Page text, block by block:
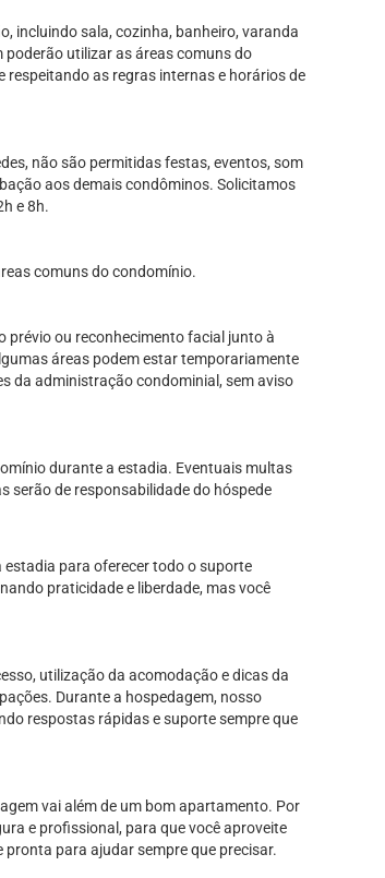
incluindo sala, cozinha, banheiro, varanda
utilizar as áreas comuns do
as regras internas e horários de
não são permitidas festas, eventos, som
aos demais condôminos. Solicitamos
e 8h.
comuns do condomínio.
prévio ou reconhecimento facial junto à
áreas podem estar temporariamente
da administração condominial, sem aviso
durante a estadia. Eventuais multas
serão de responsabilidade do hóspede
estadia para oferecer todo o suporte
praticidade e liberdade, mas você
utilização da acomodação e dicas da
Durante a hospedagem, nosso
respostas rápidas e suporte sempre que
vai além de um bom apartamento. Por
e profissional, para que você aproveite
para ajudar sempre que precisar.